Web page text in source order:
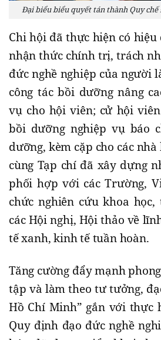
Đại biểu biểu quyết tán thành Quy
Chi hội đã thực hiện có hiệu
nhận thức chính trị, trách
đức nghề nghiệp của người
công tác bồi dưỡng nâng
vụ cho hội viên; cử hội
bồi dưỡng nghiệp vụ báo
dưỡng, kèm cặp cho các
cùng Tạp chí đã xây dựng
phối hợp với các Trường,
chức nghiên cứu khoa
các Hội nghị, Hội thảo về
tế xanh, kinh tế tuần hoàn.
Tăng cường đẩy mạnh
tập và làm theo tư tưởng,
Hồ Chí Minh” gắn với thực
Quy định đạo đức nghề